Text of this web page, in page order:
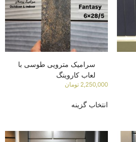
سرامیک مترویی طوسی با
لعاب کاروینگ
2,250,000 تومان
انتخاب گزینه